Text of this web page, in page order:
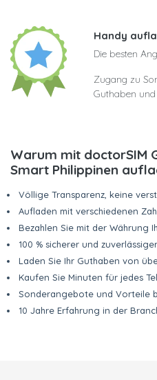
Handy
Die besten
Zugang zu
Guthaben
Warum mit doctorSIM
Smart Philippinen
Völlige Transparenz, keine
Aufladen mit verschiedenen
Bezahlen Sie mit der Währung
100 % sicherer und
Laden Sie Ihr Guthaben von
Kaufen Sie Minuten für jedes
Sonderangebote und Vorteile
10 Jahre Erfahrung in der